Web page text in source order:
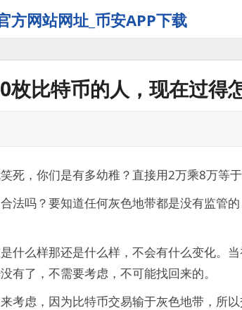
方网站网址_币安APP下载
比特币的人，现在过得
死，你们是有多幼稚？直接用2万乘8万等
法吗？要知道任何灰色地带都是没有监管
什么样那还是什么样，不会有什么变化。
有了，不需要考虑，不可能找回来的。
考虑，因为比特币交易输于灰色地带，所